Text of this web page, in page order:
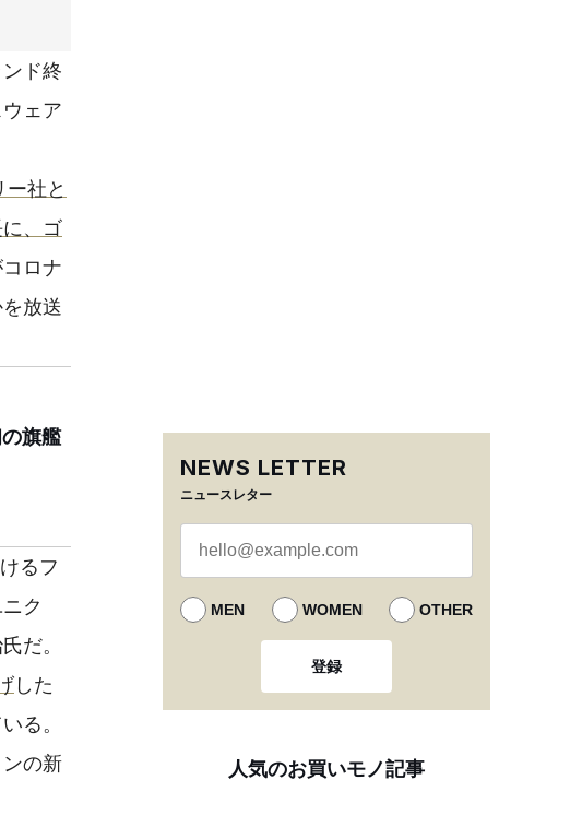
ド終
ェア
ー社と
、ゴ
ロナ
放送
旗艦
るフ
ク
だ。
した
る。
の新
NEWS LETTER
ニュースレター
MEN WOMEN OTHER
登録
人気のお買いモノ記事